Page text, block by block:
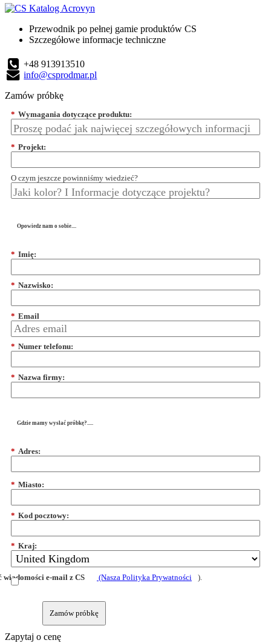
Przewodnik po pełnej gamie produktów CS
Szczegółowe informacje techniczne
+48 913913510
info@csprodmar.pl
Zamów próbkę
* Wymagania dotyczące produktu:
* Projekt:
O czym jeszcze powinniśmy wiedzieć?
Opowiedz nam o sobie....
* Imię:
* Nazwisko:
* Email
* Numer telefonu:
* Nazwa firmy:
Gdzie mamy wysłać próbkę?.....
* Adres:
* Miasto:
* Kod pocztowy:
* Kraj:
e-mail z CS (Nasza Polityka Prywatności ).
Zamów próbkę
Zapytaj o cenę